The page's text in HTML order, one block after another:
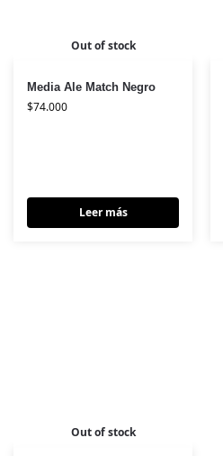
Out of stock
Media Ale Match Negro
$74.000
Leer más
Out of stock